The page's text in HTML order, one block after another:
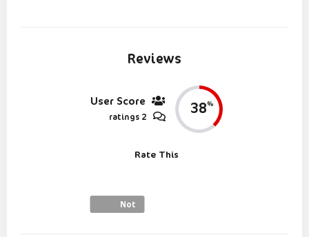
Reviews
38%
User Score
2 ratings
Rate This
Not